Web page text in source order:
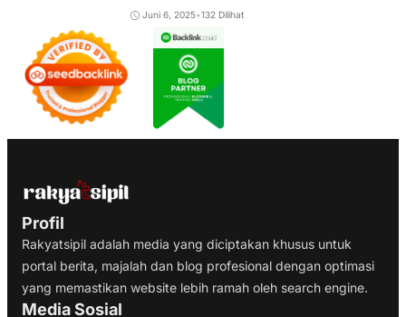
Juni 6, 2025•132 Dilihat
Profil
Rakyatsipil adalah media yang diciptakan khusus untuk
portal berita, majalah dan blog profesional dengan optimasi
yang memastikan website lebih ramah oleh search engine.
Media Sosial